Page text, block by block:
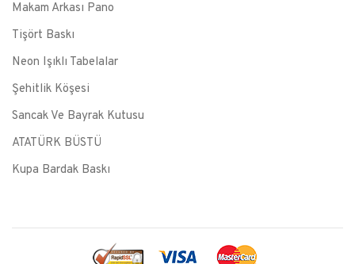
Makam Arkası Pano
Tişört Baskı
Neon Işıklı Tabelalar
Şehitlik Köşesi
Sancak Ve Bayrak Kutusu
ATATÜRK BÜSTÜ
Kupa Bardak Baskı